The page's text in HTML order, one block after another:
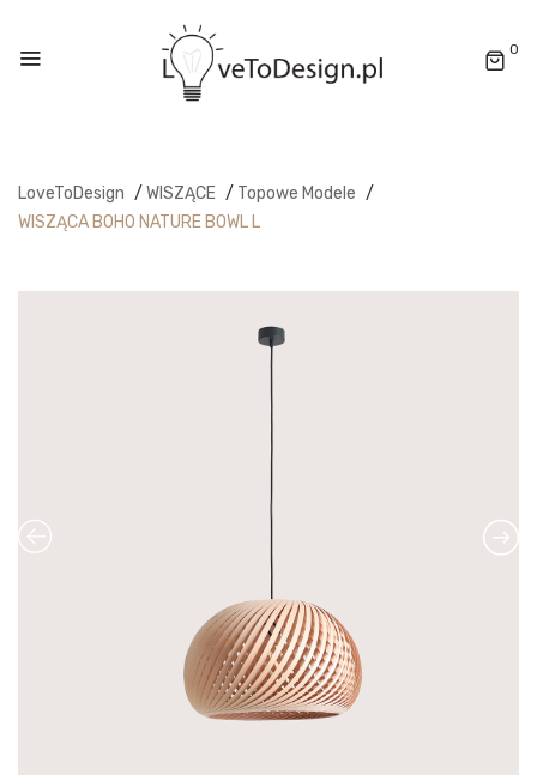
0
LoveToDesign / WISZĄCE / Topowe Modele /
WISZĄCA BOHO NATURE BOWL L